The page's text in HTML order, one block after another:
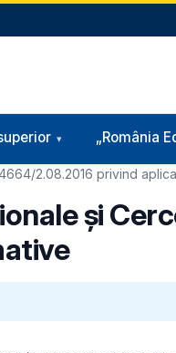
„România
2.08.2016 privind
şi